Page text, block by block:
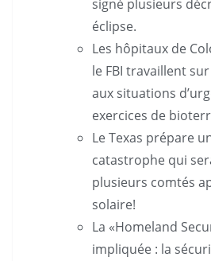
signé plusieurs
éclipse.
Les hôpitaux de
le FBI travaillent
aux situations
exercices de
Le Texas prépare
catastrophe qui
plusieurs comtés
solaire!
La «Homeland
impliquée : la